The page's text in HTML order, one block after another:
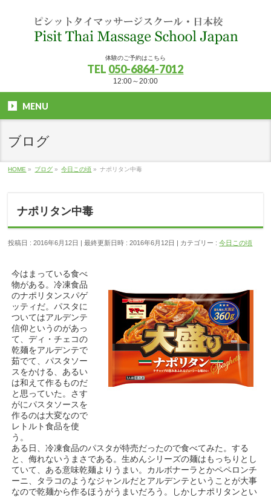
体験のご予約はこちら
TEL 050-6864-7012
12:00～20:00
MENU
ブログ
HOME » ブログ » 今日この頃 » ナポリタン中毒
ナポリタン中毒
投稿日 : 2016年6月12日 最終更新日時 : 2016年6月12日 カテゴリー :今日この頃
今はまっている食べ
物がある。冷凍食品
のナポリタンスパゲ
ッティだ。パスタに
ついてはアルデンテ
信仰というのがあっ
て、ディ・チェコの
乾麺をアルデンテで
茹でて、パスタソー
スをかける、あるい
は和えて作るものだ
と思っていた。さす
がにパスタソースを
作るのは大変なので
レトルト食品を使
う。
ある日、冷凍食品のパスタが特売だったので食べてみた。する
と、侮れないうまさである。生めんシリーズの麺はもっちりとし
ていて、ある意味乾麺よりうまい。カルボナーラとかペペロンチ
ーニ、タラコのようなジャンルだとアルデンテということが大事
なので乾麺から作るほうがうまいだろう。しかしナポリタンとい